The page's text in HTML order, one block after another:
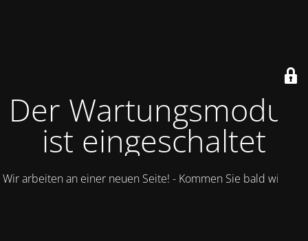
Der Wartungsmodus
ist eingeschaltet
Wir arbeiten an einer neuen Seite! - Kommen Sie bald wieder.